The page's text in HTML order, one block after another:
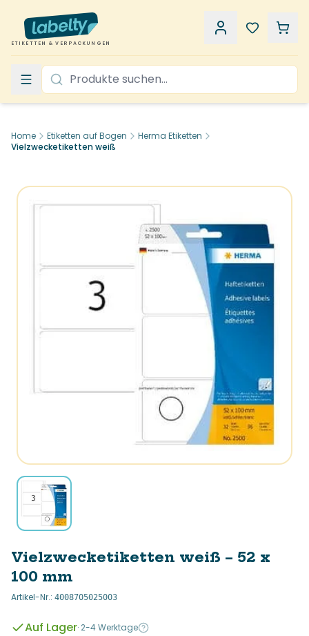
ETIKETTEN & VERPACKUNGEN
Home Etiketten auf Bogen
Herma Etiketten
Vielzwecketiketten weiß
Vielzwecketiketten weiß – 52 x
100 mm
Artikel-Nr.: 4008705025003
Auf Lager· 2-4 Werktage